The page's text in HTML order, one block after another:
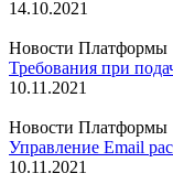
14.10.2021
Новости Платформы
Требования при
10.11.2021
Новости Платформы
Управление Email
10.11.2021